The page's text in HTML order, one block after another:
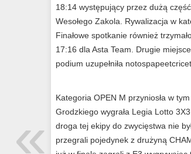
18:14 występujący przez dużą
Wesołego Zakola. Rywalizacja w
Finałowe spotkanie również
17:16 dla Asta Team. Drugie
podium uzupełniła
Kategoria OPEN M przyniosła w
Grodzkiego wygrała Legia Lotto
droga tej ekipy do zwycięstwa nie
przegrali pojedynek z drużyną
«